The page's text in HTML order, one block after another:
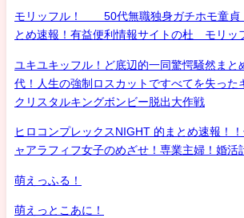
モリッフル！ 50代無職独身ガチホモ童貞
とめ速報！有益便利情報サイトの杜 モリッ
ユキユキッフル！ど底辺的一同驚愕騒然まと
代！人生の強制ロスカットですべてを失った
クリスタルキングボンビー脱出大作戦
ヒロコンプレックスNIGHT 的まとめ速報！
ャアラフィフ女子のめざせ！専業主婦！婚活
萌えっふる！
萌えっとこあに！